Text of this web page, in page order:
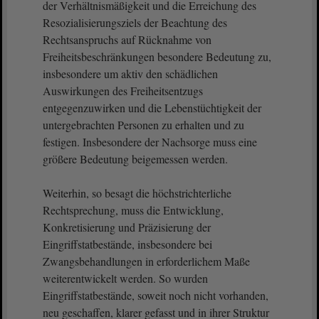
der Verhältnismäßigkeit und die Erreichung des
Resozialisierungsziels der Beachtung des
Rechtsanspruchs auf Rücknahme von
Freiheitsbeschränkungen besondere Bedeutung zu,
insbesondere um aktiv den schädlichen
Auswirkungen des Freiheitsentzugs
entgegenzuwirken und die Lebenstüchtigkeit der
untergebrachten Personen zu erhalten und zu
festigen. Insbesondere der Nachsorge muss eine
größere Bedeutung beigemessen werden.
Weiterhin, so besagt die höchstrichterliche
Rechtsprechung, muss die Entwicklung,
Konkretisierung und Präzisierung der
Eingriffstatbestände, insbesondere bei
Zwangsbehandlungen in erforderlichem Maße
weiterentwickelt werden. So wurden
Eingriffstatbestände, soweit noch nicht vorhanden,
neu geschaffen, klarer gefasst und in ihrer Struktur